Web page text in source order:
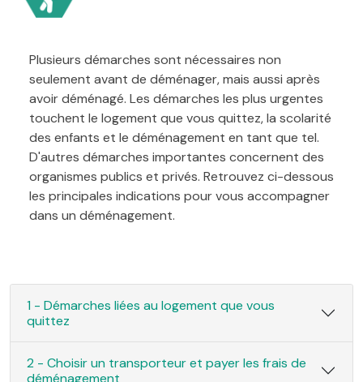
Plusieurs démarches sont nécessaires non
seulement avant de déménager, mais aussi après
avoir déménagé. Les démarches les plus urgentes
touchent le logement que vous quittez, la scolarité
des enfants et le déménagement en tant que tel.
D'autres démarches importantes concernent des
organismes publics et privés. Retrouvez ci-dessous
les principales indications pour vous accompagner
dans un déménagement.
1 - Démarches liées au logement que vous
quittez
2 - Choisir un transporteur et payer les frais de
déménagement